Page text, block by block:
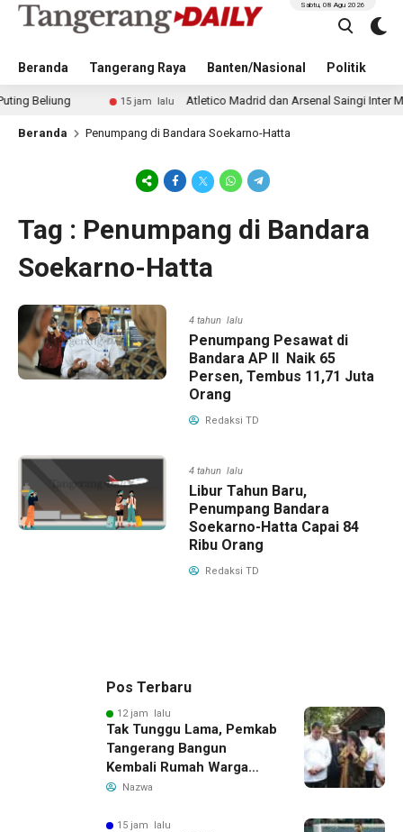
Beranda Tangerang Raya Banten/Nasional Politik
Sabtu, 08 Agu 2026
15 jam lalu Atletico Madrid dan Arsenal Saingi Inter Milan
Beranda Penumpang di Bandara Soekarno-Hatta
Tag : Penumpang di Bandara
Soekarno-Hatta
4 tahun lalu
Penumpang Pesawat di
Bandara AP II Naik 65
Persen, Tembus 11,71 Juta
Orang
Redaksi TD
4 tahun lalu
Libur Tahun Baru,
Penumpang Bandara
Soekarno-Hatta Capai 84
Ribu Orang
Redaksi TD
Pos Terbaru
12 jam lalu
Tak Tunggu Lama, Pemkab
Tangerang Bangun
Kembali Rumah Warga
yang Roboh Akibat Puting
Nazwa
15 jam lalu